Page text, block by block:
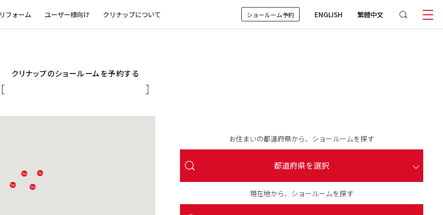
リフォーム ユーザー様向け クリナップについて ショールーム予約 ENGLISH 繁體中文
クリナップのショールームを予約する
お住まいの都道府県から、ショールームを探す
都道府県を選択
現在地から、ショールームを探す